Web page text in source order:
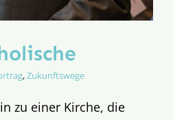
,Zukunftswege
zu einer Kirche, die